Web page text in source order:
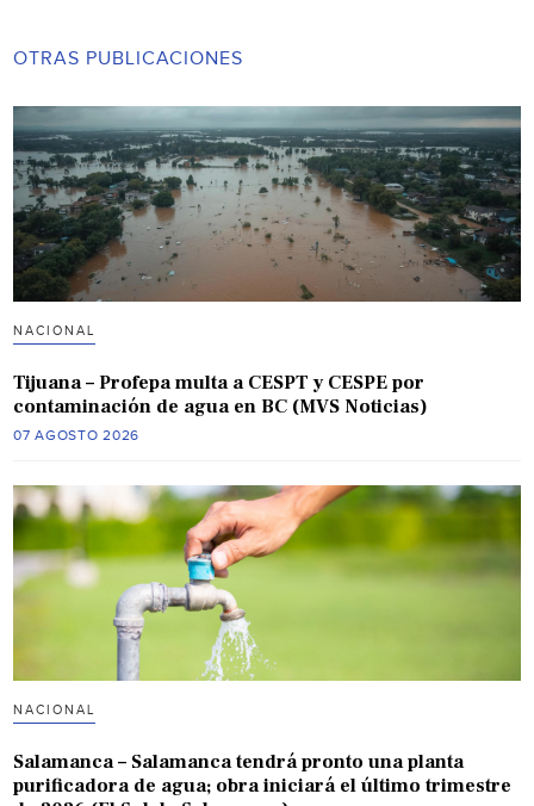
OTRAS PUBLICACIONES
NACIONAL
Tijuana – Profepa multa a CESPT y CESPE por
contaminación de agua en BC (MVS Noticias)
07 AGOSTO 2026
NACIONAL
Salamanca – Salamanca tendrá pronto una planta
purificadora de agua; obra iniciará el último trimestre